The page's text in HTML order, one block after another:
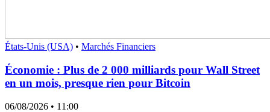
États-Unis (USA) • Marchés Financiers
Économie : Plus de 2 000 milliards pour Wall Street
en un mois, presque rien pour Bitcoin
06/08/2026 • 11:00